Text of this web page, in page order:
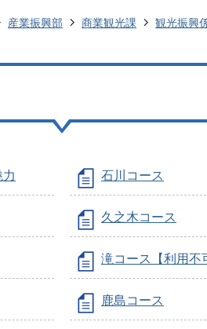
産業振興部 商業観光課 観光振興
石川コース
久之木コース
滝コース【利用不
鹿島コース